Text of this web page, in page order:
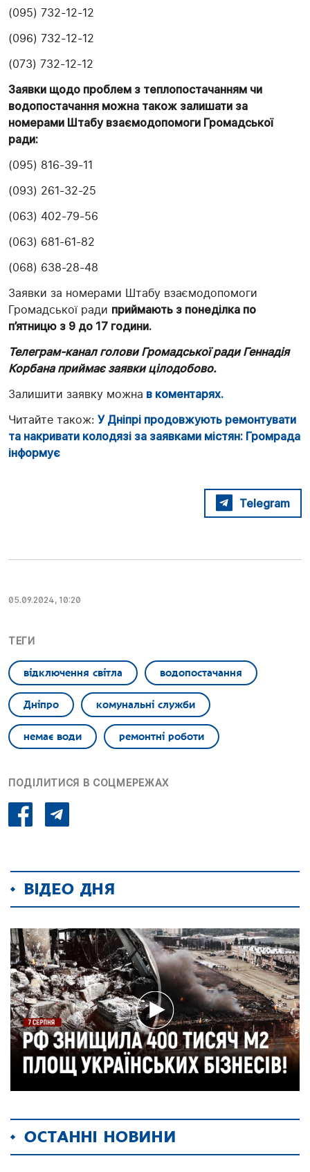
(095) 732-12-12
(096) 732-12-12
(073) 732-12-12
Заявки щодо проблем з теплопостачанням чи
водопостачання можна також залишати за
номерами Штабу взаємодопомоги Громадської
ради:
(095) 816-39-11
(093) 261-32-25
(063) 402-79-56
(063) 681-61-82
(068) 638-28-48
Заявки за номерами Штабу взаємодопомоги
Громадської ради приймають з понеділка по
п’ятницю з 9 до 17 години.
Телеграм-канал голови Громадської ради Геннадія
Корбана приймає заявки цілодобово.
Залишити заявку можна в коментарях.
Читайте також: У Дніпрі продовжують ремонтувати
та накривати колодязі за заявками містян: Громрада
інформує
Telegram
05.09.2024, 10:20
ТЕГИ
відключення світла водопостачання
Дніпро комунальні служби
немає води ремонтні роботи
ПОДІЛИТИСЯ В СОЦМЕРЕЖАХ
ВІДЕО ДНЯ
ОСТАННІ НОВИНИ